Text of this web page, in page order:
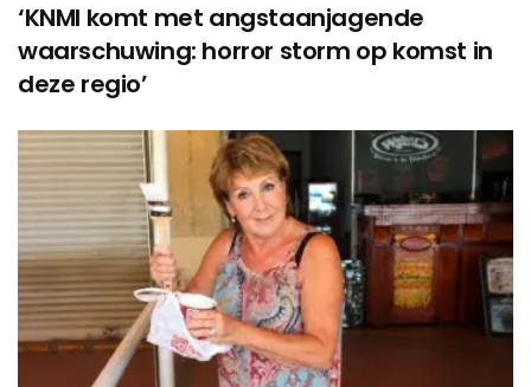
‘KNMI komt met angstaanjagende
waarschuwing: horror storm op komst in
deze regio’